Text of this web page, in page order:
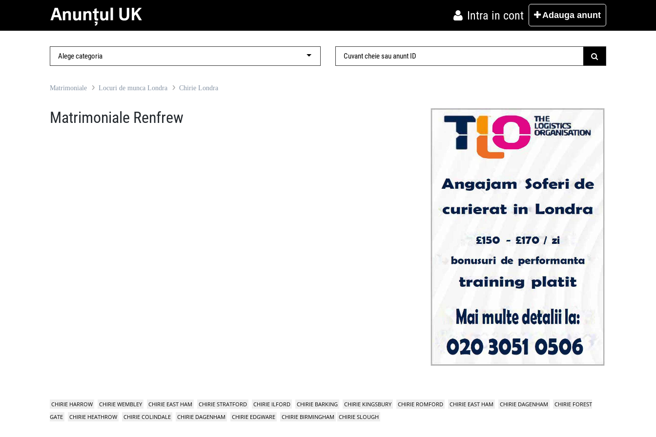
Intra in cont Adauga anunt
Matrimoniale Locuri de munca Londra Chirie Londra
Matrimoniale Renfrew
CHIRIE HARROW CHIRIE WEMBLEY CHIRIE EAST HAM CHIRIE STRATFORD CHIRIE ILFORD CHIRIE BARKING CHIRIE KINGSBURY CHIRIE ROMFORD CHIRIE EAST HAM CHIRIE DAGENHAM
CHIRIE FOREST
GATE
CHIRIE HEATHROW CHIRIE COLINDALE CHIRIE DAGENHAM CHIRIE EDGWARE CHIRIE BIRMINGHAM CHIRIE SLOUGH